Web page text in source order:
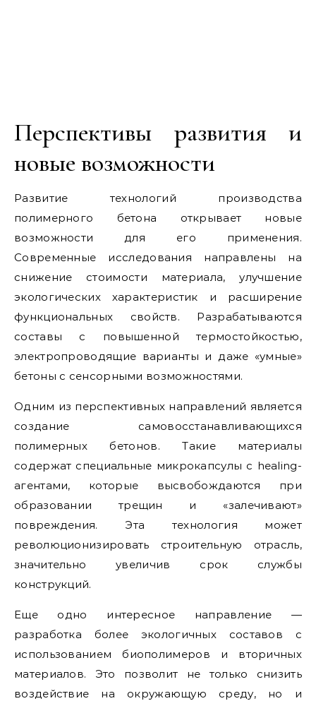
Перспективы развития и
новые возможности
Развитие технологий производства
полимерного бетона открывает новые
возможности для его применения.
Современные исследования направлены на
снижение стоимости материала, улучшение
экологических характеристик и расширение
функциональных свойств. Разрабатываются
составы с повышенной термостойкостью,
электропроводящие варианты и даже «умные»
бетоны с сенсорными возможностями.
Одним из перспективных направлений является
создание самовосстанавливающихся
полимерных бетонов. Такие материалы
содержат специальные микрокапсулы с healing-
агентами, которые высвобождаются при
образовании трещин и «залечивают»
повреждения. Эта технология может
революционизировать строительную отрасль,
значительно увеличив срок службы
конструкций.
Еще одно интересное направление —
разработка более экологичных составов с
использованием биополимеров и вторичных
материалов. Это позволит не только снизить
воздействие на окружающую среду, но и